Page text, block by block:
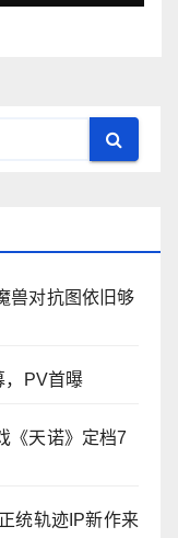
兽对抗图依旧够
，PV首曝
《天诺》定档7
统轨迹IP新作来